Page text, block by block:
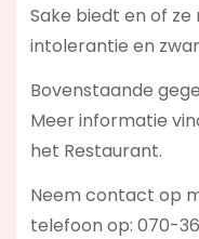
Sake biedt en of
intolerantie en
Bovenstaande
Meer informatie
het Restaurant.
Neem contact op
telefoon op: 070-